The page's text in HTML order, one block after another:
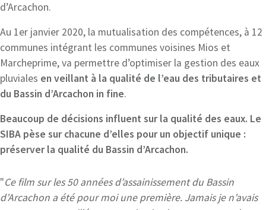
d’Arcachon.
Au 1er janvier 2020, la mutualisation des compétences, à 12
communes intégrant les communes voisines Mios et
Marcheprime, va permettre d’optimiser la gestion des eaux
pluviales en veillant à la qualité de l’eau des tributaires et
du Bassin d’Arcachon in fine.
Beaucoup de décisions influent sur la qualité des eaux. Le
SIBA pèse sur chacune d’elles pour un objectif unique :
préserver la qualité du Bassin d’Arcachon.
"Ce film sur les 50 années d’assainissement du Bassin
d’Arcachon a été pour moi une première. Jamais je n’avais